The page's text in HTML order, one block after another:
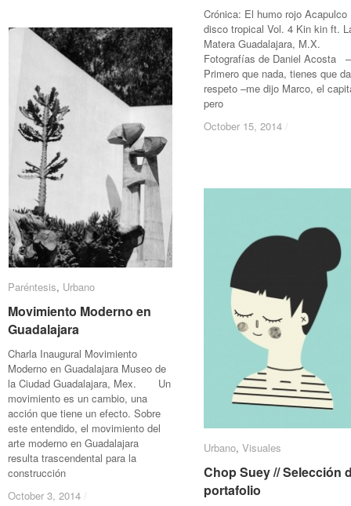
Crónica: El humo rojo Acapulco
disco tropical Vol. 4 Kin kin ft.
Matera Guadalajara,
Fotografías de Daniel Acosta –
Primero que nada, tienes que
respeto –me dijo Marco, el
pero
October 15, 2014 /
October 15, 2014 /
Paréntesis, Urbano
Movimiento Moderno en
Guadalajara
Charla Inaugural Movimiento
Moderno en Guadalajara Museo de
la Ciudad Guadalajara, Mex. Un
movimiento es un cambio, una
acción que tiene un efecto. Sobre
este entendido, el movimiento del
arte moderno en Guadalajara
resulta trascendental para la
construcción
October 3, 2014 /
Paréntesis Urbano
Movimiento Moderno en
Guadalajara
October 3, 2014 /
Urbano, Visuales
Chop Suey // Selección
portafolio
Urbano Visuales
Chop Suey // Selección
portafolio